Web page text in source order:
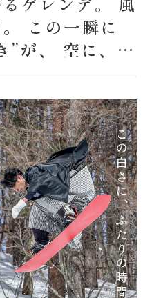
キャンペーン・お知らせ
Blog
ブログ
この一瞬に
”が、 空に、雪
け込んでい
特別な ゲレン
ング、 ReiMei
クティブ専
ございます⛰️
さいね️ ﹌﹌﹌
Life is
生を、とも
フォトスタジオ